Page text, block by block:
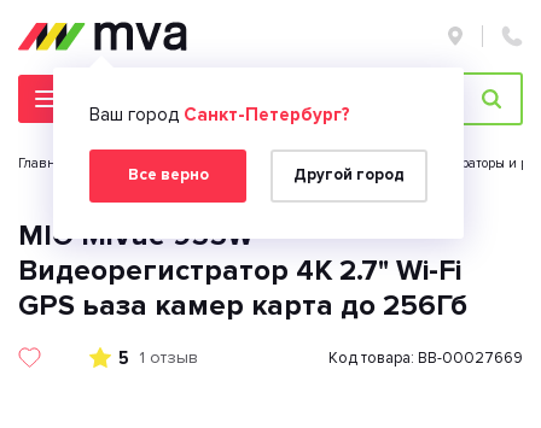
Ваш город Санкт-Петербург?
Все верно Другой город
Главная страница Видеорегистраторы и
MIO MiVue 955W
Видеорегистратор 4K 2.7" Wi-Fi
GPS ьаза камер карта до 256Гб
5 1 отзыв Код товара: BB-00027669